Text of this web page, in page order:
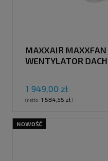
MAXXAIR MAXXFAN
WENTYLATOR
1 949,00 zł
(netto: 1 584,55 zł)
NOWOŚĆ